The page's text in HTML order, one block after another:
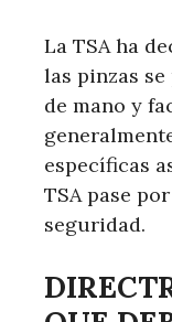
La TSA ha
las pinzas
de mano y
específicas
TSA pase
seguridad.